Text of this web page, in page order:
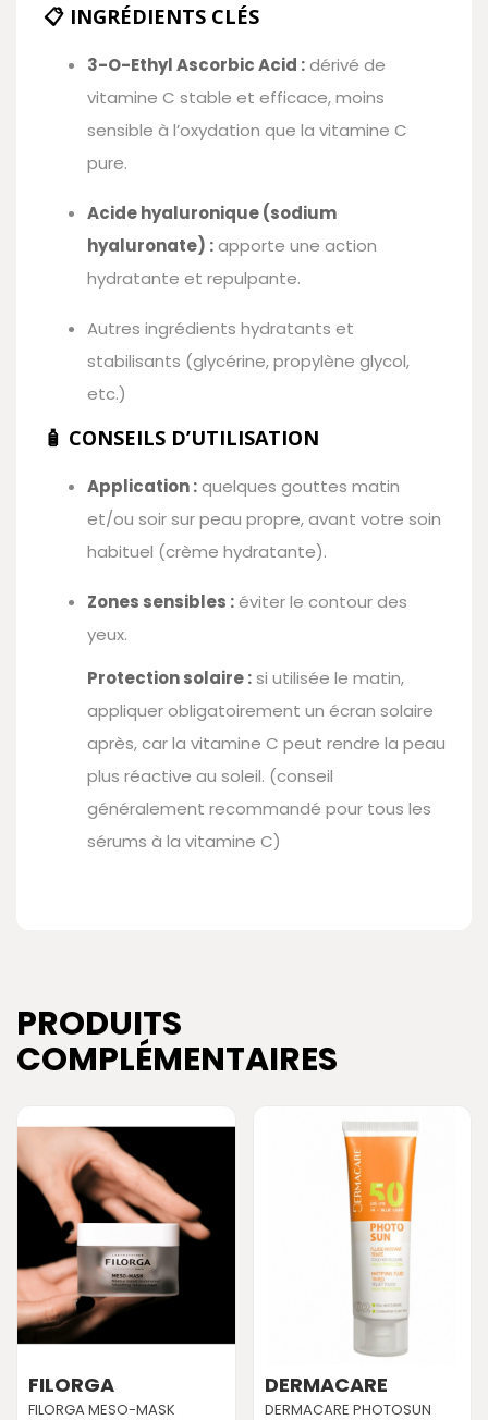
📋 INGRÉDIENTS CLÉS
3-O-Ethyl Ascorbic Acid :dérivé de
vitamine C stable et efficace, moins
sensible à l’oxydation que la vitamine C
pure.
Acide hyaluronique (sodium
hyaluronate) :apporte une action
hydratante et repulpante.
Autres ingrédients hydratants et
stabilisants (glycérine, propylène glycol,
etc.)
🧴 CONSEILS D’UTILISATION
Application :quelques gouttes matin
et/ou soir sur peau propre, avant votre soin
habituel (crème hydratante).
Zones sensibles :éviter le contour des
yeux.
Protection solaire :si utilisée le matin,
appliquer obligatoirement un écran solaire
après, car la vitamine C peut rendre la peau
plus réactive au soleil. (conseil
généralement recommandé pour tous les
sérums à la vitamine C)
PRODUITS
COMPLÉMENTAIRES
FILORGA
FILORGA MESO-MASK
DERMACARE
DERMACARE PHOTOSUN